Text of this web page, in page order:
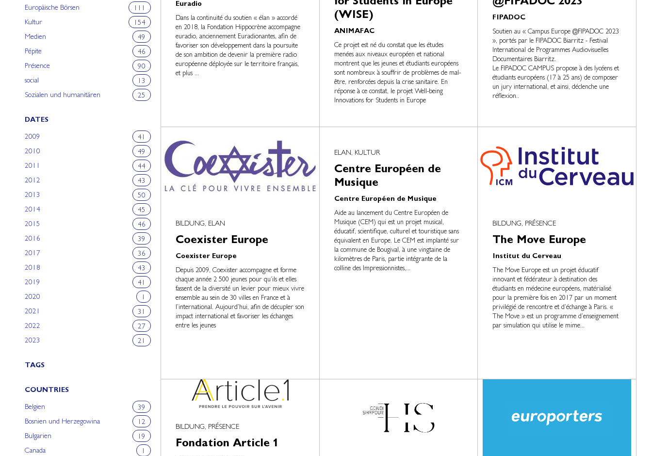
Europäische Börsen
111
Kultur
154
Medien
49
Pépite
46
Présence
90
social
13
Sozialen und humanitären
25
DATES
2009
41
2010
49
2011
44
2012
43
2013
50
2014
45
2015
46
2016
39
2017
36
2018
43
2019
41
2020
1
2021
31
2022
27
2023
21
TAGS
COUNTRIES
Belgien
39
Bosnien und Herzegowina
12
Bulgarien
19
Canada
1
Euradio
Dans la continuité du soutien « élan » accordé
en 2018, la Fondation Hippocrène accompagne
euradio, anciennement Euradionantes, afin de
favoriser son développement dans la poursuite
de son ambition de devenir la première radio
européenne déployée sur le territoire français,
et plus ...
for Students in Europe
(WISE)
ANIMAFAC
Ce projet est né du constat que les études
menées aux niveaux européen et national
montrent que les jeunes et étudiants européens
sont nombreux à souffrir de problèmes de mal-
être, renforcées depuis la crise sanitaire. En
réponse à ce constat, le projet Well-being
Innovations for Students in Europe
@FIPADOC 2023
FIPADOC
Soutien au « Campus Europe @FIPADOC 2023
», portés par le FIPADOC Biarritz - Festival
International de Programmes Audiovisuelles
Documentaires Biarritz.
Le FIPADOC CAMPUS propose à des lycéens et
étudiants européens (17 à 25 ans) de composer
un jury international, et ainsi, déclenche une
réflexion..
BILDUNG, ELAN
Coexister Europe
Coexister Europe
Depuis 2009, Coexister accompagne et forme
chaque année 2 500 jeunes pour qu’ils et elles
fassent de la diversité un levier pour mieux vivre
ensemble au sein de 30 villes en France et à
l’international. Aujourd’hui, afin de décupler son
impact international et favoriser les échanges
entre les jeunes
ELAN, KULTUR
Centre Européen de
Musique
Centre Européen de Musique
Aide au lancement du Centre Européen de
Musique (CEM) qui est un projet musical,
éducatif, scientifique, culturel et touristique sans
équivalent en Europe. Le CEM est implanté sur
la commune de Bougival, à une vingtaine de
kilomètres de Paris, partie intégrante de la
colline des Impressionnistes,...
BILDUNG, PRÉSENCE
The Move Europe
Institut du Cerveau
The Move Europe est un projet éducatif
innovant et fédérateur à destination des
étudiants en médecine européens, matérialisé
pour la première fois en 2017 par un moment
privilégié de rencontre et d’échange à Paris. «
The Move » est un programme d’enseignement
par simulation qui utilise le mime...
BILDUNG, PRÉSENCE
Fondation Article 1